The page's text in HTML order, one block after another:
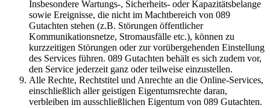
Insbesondere Wartungs-, Sicherheits- oder Kapazitätsbelange
sowie Ereignisse, die nicht im Machtbereich von 089
Gutachten stehen (z.B. Störungen öffentlicher
Kommunikationsnetze, Stromausfälle etc.), können zu
kurzzeitigen Störungen oder zur vorübergehenden Einstellung
des Services führen. 089 Gutachten behält es sich zudem vor,
den Service jederzeit ganz oder teilweise einzustellen.
Alle Rechte, Rechtstitel und Anrechte an die Online-Services,
einschließlich aller geistigen Eigentumsrechte daran,
verbleiben im ausschließlichen Eigentum von 089 Gutachten.